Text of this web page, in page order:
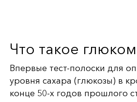
Что такое
Впервые тест-полоски для
уровня сахара (глюкозы) в
конце 50-х годов прошлого